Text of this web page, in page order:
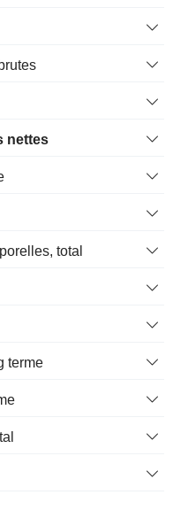
nettes
total
terme